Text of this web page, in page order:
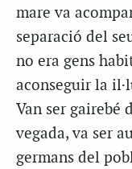
mare va
separació del
no era gens
aconseguir la
Van ser gairebé
vegada, va ser
germans del